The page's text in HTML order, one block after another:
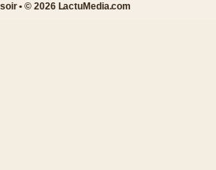
• © 2026 LactuMedia.com